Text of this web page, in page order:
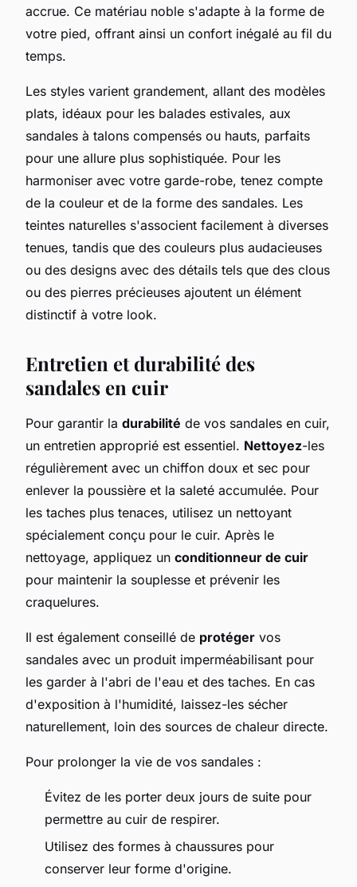
accrue. Ce matériau noble s'adapte à la forme de
votre pied, offrant ainsi un confort inégalé au fil du
temps.
Les styles varient grandement, allant des modèles
plats, idéaux pour les balades estivales, aux
sandales à talons compensés ou hauts, parfaits
pour une allure plus sophistiquée. Pour les
harmoniser avec votre garde-robe, tenez compte
de la couleur et de la forme des sandales. Les
teintes naturelles s'associent facilement à diverses
tenues, tandis que des couleurs plus audacieuses
ou des designs avec des détails tels que des clous
ou des pierres précieuses ajoutent un élément
distinctif à votre look.
Entretien et durabilité des
sandales en cuir
Pour garantir la durabilité de vos sandales en cuir,
un entretien approprié est essentiel. Nettoyez-les
régulièrement avec un chiffon doux et sec pour
enlever la poussière et la saleté accumulée. Pour
les taches plus tenaces, utilisez un nettoyant
spécialement conçu pour le cuir. Après le
nettoyage, appliquez un conditionneur de cuir
pour maintenir la souplesse et prévenir les
craquelures.
Il est également conseillé de protéger vos
sandales avec un produit imperméabilisant pour
les garder à l'abri de l'eau et des taches. En cas
d'exposition à l'humidité, laissez-les sécher
naturellement, loin des sources de chaleur directe.
Pour prolonger la vie de vos sandales :
Évitez de les porter deux jours de suite pour
permettre au cuir de respirer.
Utilisez des formes à chaussures pour
conserver leur forme d'origine.